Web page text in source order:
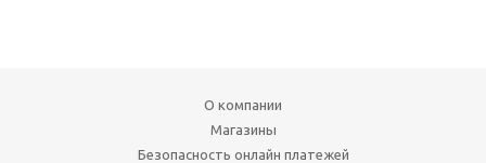
О компании
Магазины
Безопасность онлайн платежей